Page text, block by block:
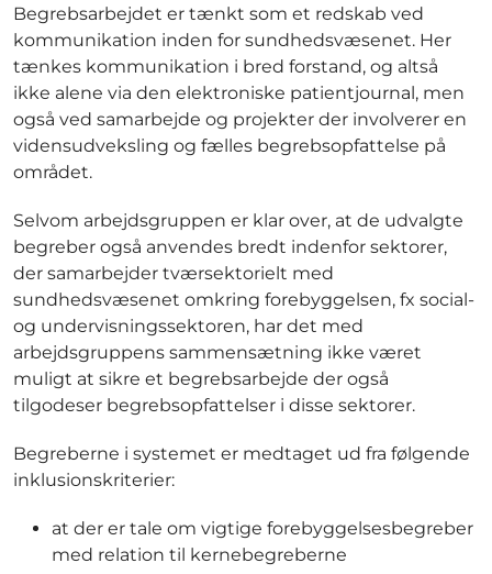
Begrebsarbejdet er tænkt som et redskab ved
kommunikation inden for sundhedsvæsenet. Her
tænkes kommunikation i bred forstand, og altså
ikke alene via den elektroniske patientjournal, men
også ved samarbejde og projekter der involverer en
vidensudveksling og fælles begrebsopfattelse på
området.
Selvom arbejdsgruppen er klar over, at de udvalgte
begreber også anvendes bredt indenfor sektorer,
der samarbejder tværsektorielt med
sundhedsvæsenet omkring forebyggelsen, fx social-
og undervisningssektoren, har det med
arbejdsgruppens sammensætning ikke været
muligt at sikre et begrebsarbejde der også
tilgodeser begrebsopfattelser i disse sektorer.
Begreberne i systemet er medtaget ud fra følgende
inklusionskriterier:
at der er tale om vigtige forebyggelsesbegreber
med relation til kernebegreberne